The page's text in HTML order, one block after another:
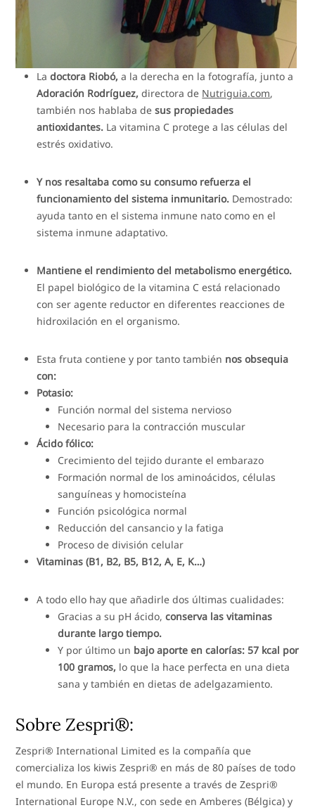
Ladoctora Riobó, a la derecha en la fotografía, junto a
Adoración Rodríguez, directora de Nutriguia.com,
también nos hablaba desus propiedades
antioxidantes. La vitamina C protege a las células del
estrés oxidativo.
Y nos resaltaba como su consumo refuerza el
funcionamiento del sistema inmunitario. Demostrado:
ayuda tanto en el sistema inmune nato como en el
sistema inmune adaptativo.
Mantiene el rendimiento del metabolismo energético.
El papel biológico de la vitamina C está relacionado
con ser agente reductor en diferentes reacciones de
hidroxilación en el organismo.
Esta fruta contiene y por tanto también nos obsequia
con:
Potasio:
Función normal del sistema nervioso
Necesario para la contracción muscular
Ácido fólico:
Crecimiento del tejido durante el embarazo
Formación normal de los aminoácidos, células
sanguíneas y homocisteína
Función psicológica normal
Reducción del cansancio y la fatiga
Proceso de división celular
Vitaminas (B1, B2, B5, B12, A, E, K…)
A todo ello hay que añadirle dos últimas cualidades:
Gracias a su pH ácido,conserva las vitaminas
durante largo tiempo.
Y por último un bajo aporte en calorías: 57 kcal por
100 gramos, lo que la hace perfecta en una dieta
sana y también en dietas de adelgazamiento.
Sobre Zespri®:
Zespri® International Limited es la compañía que
comercializa los kiwis Zespri® en más de 80 países de todo
el mundo. En Europa está presente a través de Zespri®
International Europe N.V., con sede en Amberes (Bélgica) y